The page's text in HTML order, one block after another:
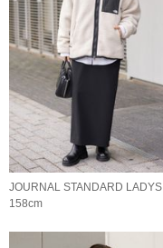
JOURNAL STANDARD LADYS
158cm